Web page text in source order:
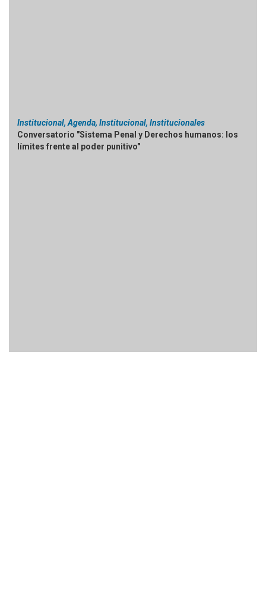
Institucional, Agenda, Institucional, Institucionales
Conversatorio "Sistema Penal y Derechos humanos: los
límites frente al poder punitivo"